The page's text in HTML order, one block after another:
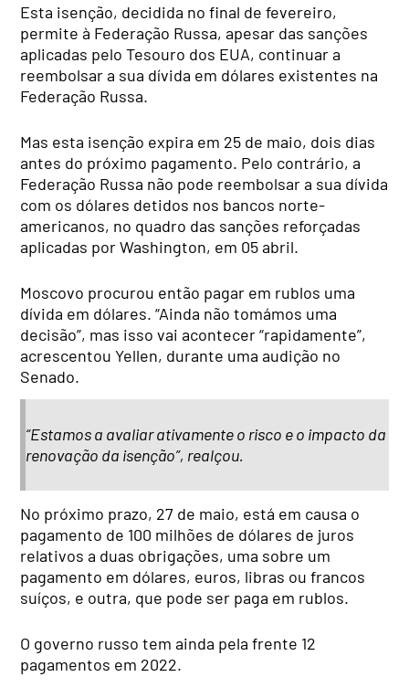
Esta isenção, decidida no final de fevereiro,
permite à Federação Russa, apesar das sanções
aplicadas pelo Tesouro dos EUA, continuar a
reembolsar a sua dívida em dólares existentes na
Federação Russa.
Mas esta isenção expira em 25 de maio, dois dias
antes do próximo pagamento. Pelo contrário, a
Federação Russa não pode reembolsar a sua dívida
com os dólares detidos nos bancos norte-
americanos, no quadro das sanções reforçadas
aplicadas por Washington, em 05 abril.
Moscovo procurou então pagar em rublos uma
dívida em dólares. “Ainda não tomámos uma
decisão”, mas isso vai acontecer “rapidamente”,
acrescentou Yellen, durante uma audição no
Senado.
“Estamos a avaliar ativamente o risco e o impacto da
renovação da isenção”, realçou.
No próximo prazo, 27 de maio, está em causa o
pagamento de 100 milhões de dólares de juros
relativos a duas obrigações, uma sobre um
pagamento em dólares, euros, libras ou francos
suíços, e outra, que pode ser paga em rublos.
O governo russo tem ainda pela frente 12
pagamentos em 2022.